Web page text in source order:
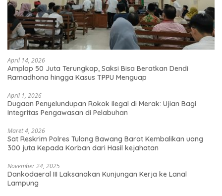
April 14, 2026
Amplop 50 Juta Terungkap, Saksi Bisa Beratkan Dendi
Ramadhona hingga Kasus TPPU Menguap
April 1, 2026
Dugaan Penyelundupan Rokok Ilegal di Merak: Ujian Bagi
Integritas Pengawasan di Pelabuhan
Maret 4, 2026
Sat Reskrim Polres Tulang Bawang Barat Kembalikan uang
300 juta Kepada Korban dari Hasil kejahatan
November 24, 2025
Dankodaeral III Laksanakan Kunjungan Kerja ke Lanal
Lampung